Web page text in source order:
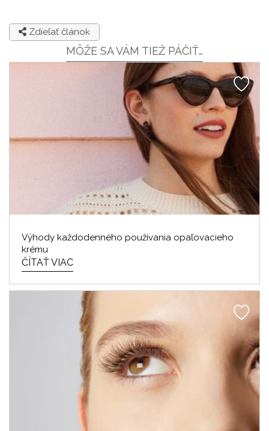
Zdieľať článok
MÔŽE SA VÁM TIEŽ PÁČIŤ…
Výhody každodenného používania opaľovacieho
krému
ČÍTAŤ VIAC